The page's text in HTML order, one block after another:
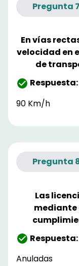
Pregunta 7
En vías
velocidad en
de
Respuesta:
90 Km/h
Pregunta
Las
mediante
Respuesta:
Anuladas